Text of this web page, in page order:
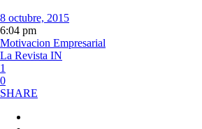
8 octubre, 2015
6:04 pm
Motivacion Empresarial
La Revista IN
1
0
SHARE